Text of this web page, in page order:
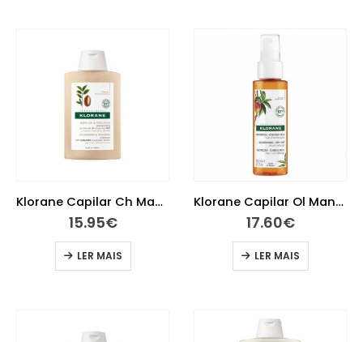
Klorane Capilar Ch Mant Cupuacu Bio 400Ml
15.95€
LER MAIS
Klorane Capilar Ol Manga 100Ml
17.60€
LER MAIS